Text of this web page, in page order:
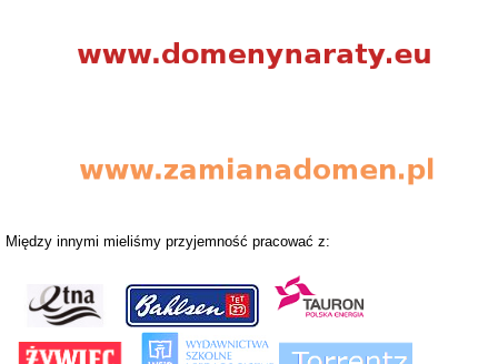
Między innymi mieliśmy przyjemność pracować z: